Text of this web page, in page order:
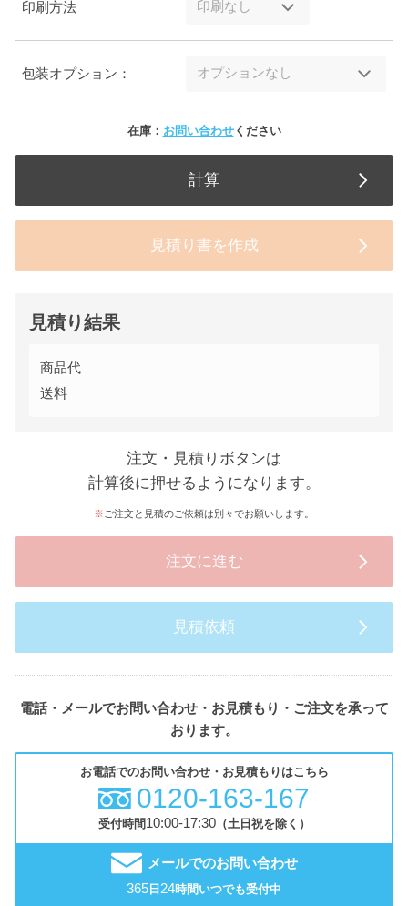
印刷方法
包装オプション：
在庫： お問い合わせください
計算
見積り書を作成
見積り結果
商品代
送料
注文・見積りボタンは
計算後に押せるようになります。
ご注文と見積のご依頼は別々でお願いします。
注文に進む
見積依頼
電話・メールでお問い合わせ・お見積もり・ご注文を承って
おります。
お電話でのお問い合わせ・お見積もりはこちら
0120-163-167
受付時間10:00-17:30（土日祝を除く）
メールでのお問い合わせ
365日24時間いつでも受付中